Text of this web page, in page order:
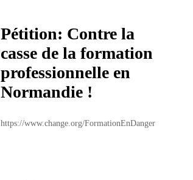
Pétition: Contre la
casse de la formation
professionnelle en
Normandie !
https://www.change.org/FormationEnDanger